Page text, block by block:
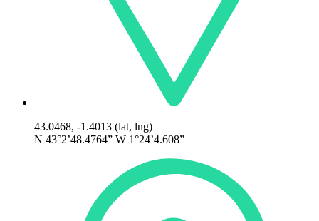
43.0468, -1.4013 (lat, lng)
N 43°2’48.4764” W 1°24’4.608”